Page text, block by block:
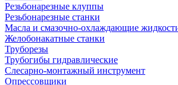
Резьбонарезные клуппы
Резьбонарезные станки
Масла и смазочно-охлаждающие
Желобонакатные станки
Труборезы
Трубогибы гидравлические
Слесарно-монтажный инструмент
Опрессовщики